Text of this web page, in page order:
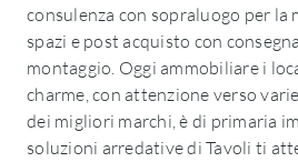
consulenza con sopraluogo per la
spazi e post acquisto con
montaggio. Oggi ammobiliare i
charme, con attenzione verso
dei migliori marchi, è di primaria
soluzioni arredative di Tavoli ti